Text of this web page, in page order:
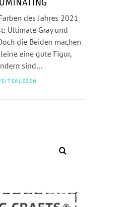
des Jahres 2021
Ultimate Gray und
die Beiden machen
eine gute Figur,
sind…